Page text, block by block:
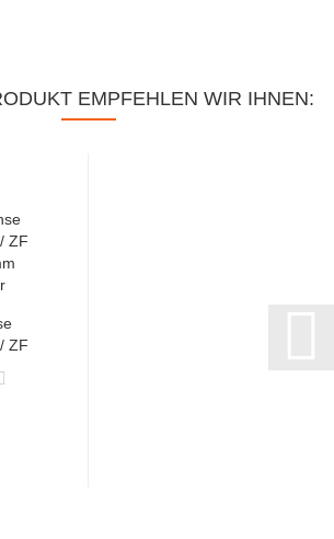
EMPFEHLEN WIR IHNEN:
ZF